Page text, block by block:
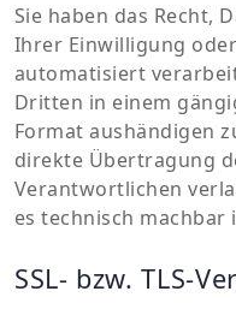
Sie haben das Recht,
Ihrer Einwilligung
automatisiert
Dritten in einem
Format aushändigen
direkte Übertragung
Verantwortlichen
es technisch machbar
SSL- bzw. TLS-